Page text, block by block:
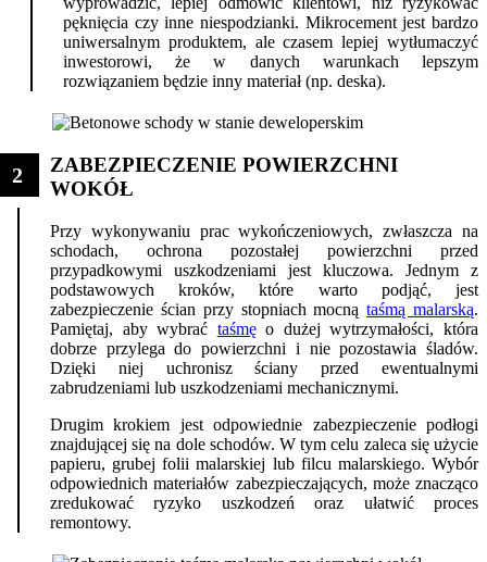
pęknięcia czy inne niespodzianki. Mikrocement jest bardzo
uniwersalnym produktem, ale czasem lepiej wytłumaczyć
inwestorowi, że w danych warunkach lepszym
rozwiązaniem będzie inny materiał (np. deska).
2
ZABEZPIECZENIE POWIERZCHNI
WOKÓŁ
Przy wykonywaniu prac wykończeniowych, zwłaszcza na
schodach, ochrona pozostałej powierzchni przed
przypadkowymi uszkodzeniami jest kluczowa. Jednym z
podstawowych kroków, które warto podjąć, jest
zabezpieczenie ścian przy stopniach mocnątaśmą malarską.
Pamiętaj, aby wybrać taśmęo dużej wytrzymałości, która
dobrze przylega do powierzchni i nie pozostawia śladów.
Dzięki niej uchronisz ściany przed ewentualnymi
zabrudzeniami lub uszkodzeniami mechanicznymi.
Drugim krokiem jest odpowiednie zabezpieczenie podłogi
znajdującej się na dole schodów. W tym celu zaleca się użycie
papieru, grubej folii malarskiej lub filcu malarskiego. Wybór
odpowiednich materiałów zabezpieczających, może znacząco
zredukować ryzyko uszkodzeń oraz ułatwić proces
remontowy.